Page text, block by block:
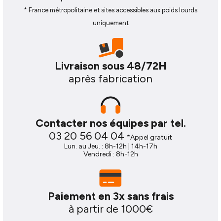
Un rouleau en acier galvanisé (⌀ 40 mm, longueur
Citroën Jumper L4H2, monté d’usine sur la dernière
traverse usinée pour faciliter la manutention.
Options et accessoires disponibles
Échelle plate à fixer sur la porte arrière
Échelle coulissante sous galerie
Kit de fixation complet, notice et
support technique
Chaque galerie pour Citroën Jumper L4H2 est livrée
Un kit de fixation complet
* France métropolitaine et sites accessibles aux poids lourds
uniquement
Livraison sous 48/72H
après fabrication
Contacter nos équipes par tel.
03 20 56 04 04 *Appel gratuit
Lun. au Jeu. : 8h-12h | 14h-17h
Vendredi : 8h-12h
Paiement en 3x sans frais
à partir de 1000€